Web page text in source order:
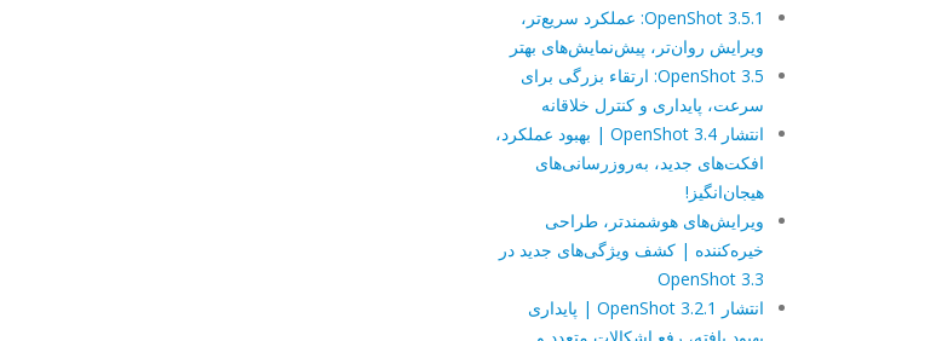
OpenShot 3.5.1: عملکرد سریع‌تر،
ویرایش روان‌تر، پیش‌نمایش‌های بهتر
OpenShot 3.5: ارتقاء بزرگی برای
سرعت، پایداری و کنترل خلاقانه
انتشار OpenShot 3.4 | بهبود عملکرد،
افکت‌های جدید، به‌روزرسانی‌های
هیجان‌انگیز!
ویرایش‌های هوشمندتر، طراحی
خیره‌کننده | کشف ویژگی‌های جدید در
OpenShot 3.3
انتشار OpenShot 3.2.1 | پایداری
بهبود یافته، رفع اشکالات متعدد و